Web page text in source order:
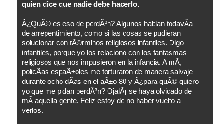
quien dice que nadie debe hacerlo.
Â¿QuÃ© es eso de perdÃ³n? Algunos hablan todavÃ­a
de arrepentimiento, como si las cosas se pudieran
solucionar con tÃ©rminos religiosos infantiles. Digo
infantiles, porque yo los relaciono con los fantasmas
religiosos que nos impusieron en la infancia. A mÃ­,
policÃ­as espaÃ±oles me torturaron de manera salvaje
durante ocho dÃ­as en el aÃ±o 80 y Â¿para quÃ© quiero
yo que me pidan perdÃ³n? OjalÃ¡ se haya olvidado de
mÃ­ aquella gente. Feliz estoy de no haber vuelto a
verlos.